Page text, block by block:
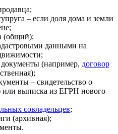
– если доля дома и земли
(общий);
данными на
(например, договор
– свидетельство о
или выписка из ЕГРН нового
совладельцев;
(архивная);